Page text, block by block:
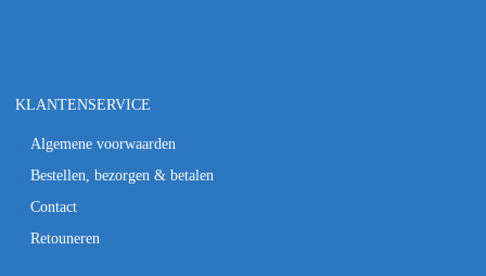
KLANTENSERVICE
Algemene voorwaarden
Bestellen, bezorgen & betalen
Contact
Retouneren